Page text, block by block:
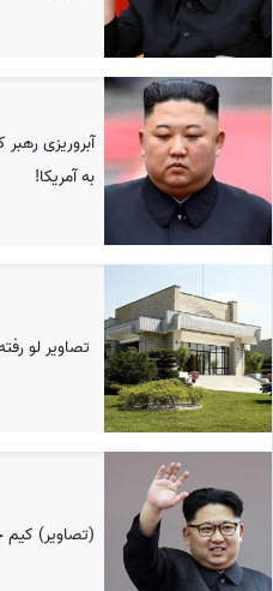
آبروریزی
به آمریکا!
تصاویر لو
(تصاویر)